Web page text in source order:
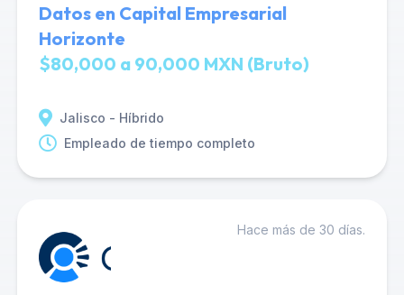
Datos en Capital Empresarial
Horizonte
$80,000 a 90,000 MXN (Bruto)
Jalisco - Híbrido
Empleado de tiempo completo
Hace más de 30 días.